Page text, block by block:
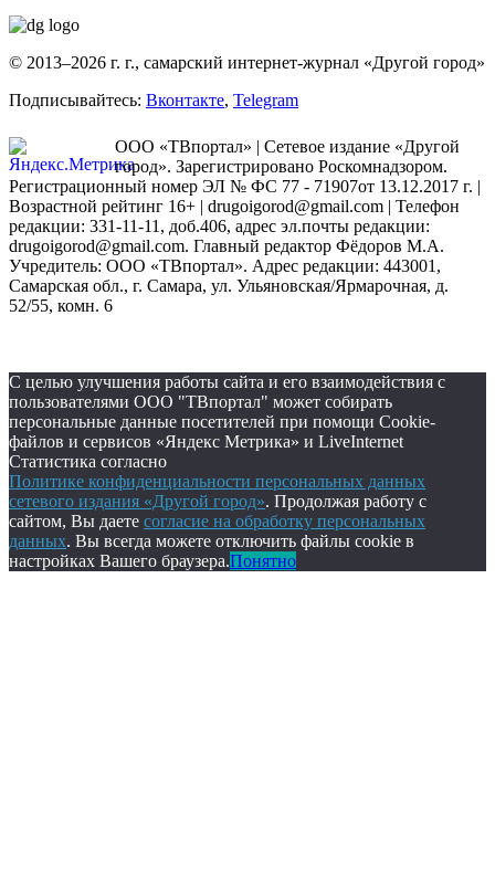
© 2013–2026 г. г., самарский интернет-журнал «Другой город»
Подписывайтесь: Вконтакте, Telegram
ООО «ТВпортал» | Сетевое издание «Другой
город». Зарегистрировано Роскомнадзором.
Регистрационный номер ЭЛ № ФС 77 - 71907от 13.12.2017 г. |
Возрастной рейтинг 16+ | drugoigorod@gmail.com | Телефон
редакции: 331-11-11, доб.406, адрес эл.почты редакции:
drugoigorod@gmail.com. Главный редактор Фёдоров М.А.
Учредитель: ООО «ТВпортал». Адрес редакции: 443001,
Самарская обл., г. Самара, ул. Ульяновская/Ярмарочная, д.
52/55, комн. 6
С целью улучшения работы сайта и его взаимодействия с
пользователями ООО "ТВпортал" может собирать
персональные данные посетителей при помощи Cookie-
файлов и сервисов «Яндекс Метрика» и LiveInternet
Статистика согласно
Политике конфиденциальности персональных данных
сетевого издания «Другой город». Продолжая работу с
сайтом, Вы даете согласие на обработку персональных
данных. Вы всегда можете отключить файлы cookie в
настройках Вашего браузера.Понятно